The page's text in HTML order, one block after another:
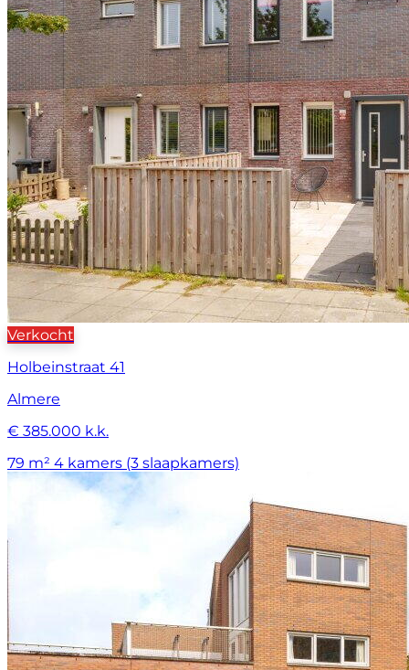
Verkocht
Holbeinstraat 41
Almere
€ 385.000 k.k.
79 m² 4 kamers (3 slaapkamers)